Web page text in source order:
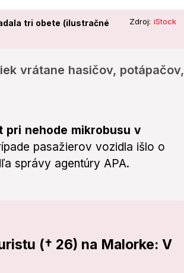
tri obete (ilustračné
Zdroj: iStock
vrátane hasičov, potápačov,
pri nehode mikrobusu v
pasažierov vozidla išlo o
správy agentúry APA.
(† 26) na Malorke: V